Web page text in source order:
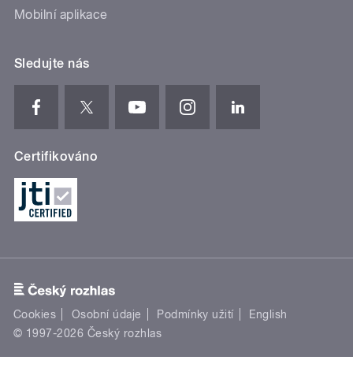
Mobilní aplikace
Sledujte nás
Certifikováno
Cookies Osobní údaje Podmínky užití
English
© 1997-2026 Český rozhlas